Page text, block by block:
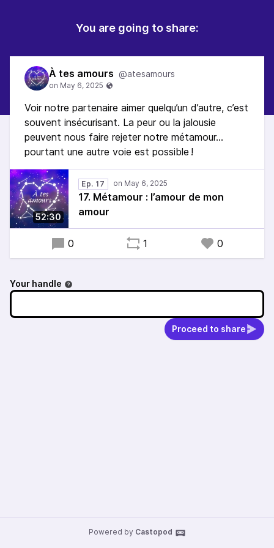
You are going to share:
À tes amours @atesamours
Voir notre partenaire aimer quelqu’un d’autre, c’est
souvent insécurisant. La peur ou la jalousie
peuvent nous faire rejeter notre métamour…
pourtant une autre voie est possible !
52:30
Ep. 17
17. Métamour : l’amour de mon
amour
0 1 0
Your handle
Proceed to share
Powered by Castopod